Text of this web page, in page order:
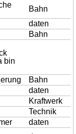
Bahn
daten
Bahn
bin
Bahn
daten
Kraftwerk
Technik
daten